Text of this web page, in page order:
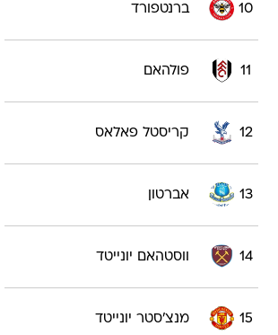
10 ברנטפורד
11 פולהאם
12 קריסטל פאלאס
13 אברטון
14 ווסטהאם יונייטד
15 מנצ'סטר יונייטד